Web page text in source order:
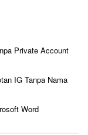
Private Account
IG Tanpa Nama
Word